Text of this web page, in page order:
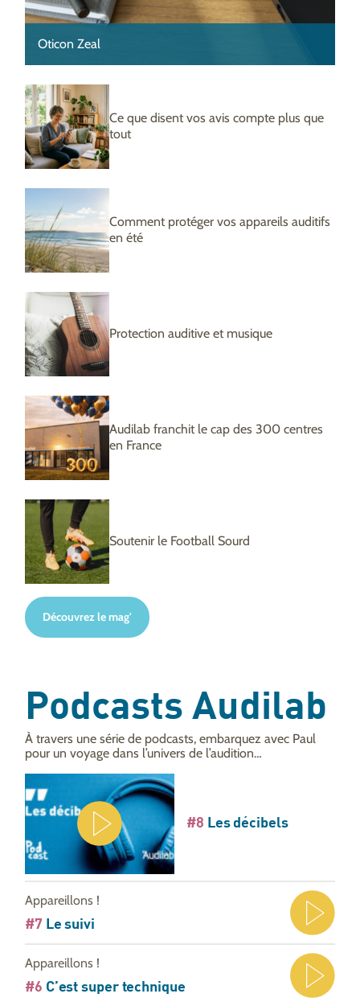
Oticon Zeal
Ce que disent vos avis compte plus que
tout
Comment protéger vos appareils auditifs
en été
Protection auditive et musique
Audilab franchit le cap des 300 centres
en France
Soutenir le Football Sourd
Découvrez le mag'
Podcasts Audilab
À travers une série de podcasts, embarquez avec Paul
pour un voyage dans l’univers de l’audition…
#8 Les décibels
Appareillons !
#7 Le suivi
Appareillons !
#6 C’est super technique